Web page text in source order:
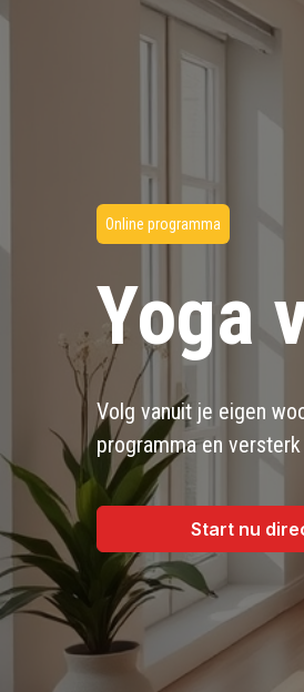
Online programma
Yoga
Volg vanuit je eigen
programma en
Start nu